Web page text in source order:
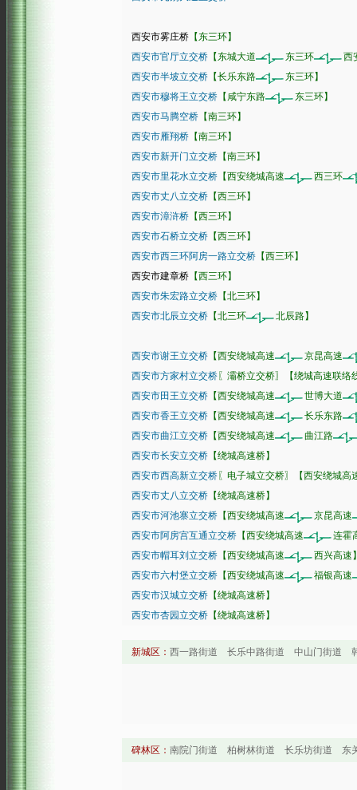
西安市雾庄桥 【东三环】
西安市官厅立交桥 【东城大道 东三环
西
西安市半坡立交桥 【长乐东路
东三环】
西安市穆将王立交桥 【咸宁东路
东三环】
西安市马腾空桥 【南三环】
西安市雁翔桥 【南三环】
西安市新开门立交桥 【南三环】
西安市里花水立交桥 【西安绕城高速
西三环
西安市丈八立交桥 【西三环】
西安市漳浒桥 【西三环】
西安市石桥立交桥 【西三环】
西安市西三环阿房一路立交桥 【西三环】
西安市建章桥 【西三环】
西安市朱宏路立交桥 【北三环】
西安市北辰立交桥 【北三环 北辰路】
西安市谢王立交桥 【西安绕城高速
京昆高速
西安市方家村立交桥 〖灞桥立交桥〗【绕城高速联络
西安市田王立交桥 【西安绕城高速
世博大道
西安市香王立交桥 【西安绕城高速
长乐东路
西安市曲江立交桥 【西安绕城高速
曲江路
西安市长安立交桥 【绕城高速桥】
西安市西高新立交桥 〖电子城立交桥〗【西安绕城高
西安市丈八立交桥 【绕城高速桥】
西安市河池寨立交桥 【西安绕城高速
京昆高速
西安市阿房宫互通立交桥 【西安绕城高速
连霍
西安市帽耳刘立交桥 【西安绕城高速
西兴高速
西安市六村堡立交桥 【西安绕城高速
福银高速
西安市汉城立交桥 【绕城高速桥】
西安市杏园立交桥 【绕城高速桥】
新城区： 西一路街道 长乐中路街道 中山门街道
碑林区： 南院门街道 柏树林街道 长乐坊街道 东